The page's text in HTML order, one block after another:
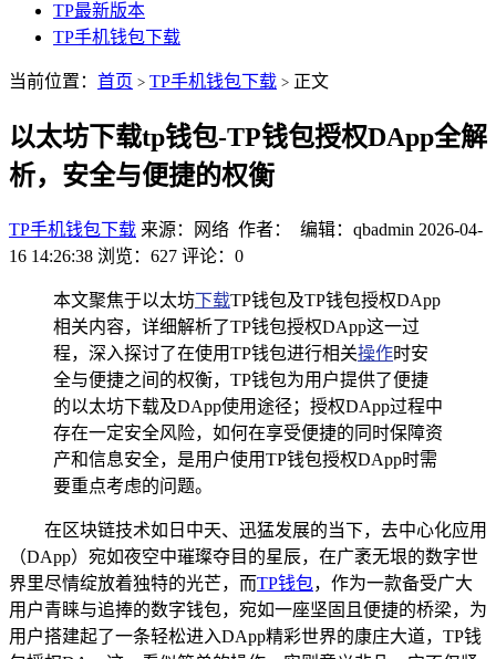
TP最新版本
TP手机钱包下载
当前位置： 首页 > TP手机钱包下载 > 正文
以太坊下载tp钱包-TP钱包授权DApp全解
析，安全与便捷的权衡
TP手机钱包下载 来源：网络 作者： 编辑：qbadmin 2026-04-
16 14:26:38 浏览：627 评论：0
本文聚焦于以太坊下载TP钱包及TP钱包授权DApp
相关内容，详细解析了TP钱包授权DApp这一过
程，深入探讨了在使用TP钱包进行相关操作时安
全与便捷之间的权衡，TP钱包为用户提供了便捷
的以太坊下载及DApp使用途径；授权DApp过程中
存在一定安全风险，如何在享受便捷的同时保障资
产和信息安全，是用户使用TP钱包授权DApp时需
要重点考虑的问题。
在区块链技术如日中天、迅猛发展的当下，去中心化应用
（DApp）宛如夜空中璀璨夺目的星辰，在广袤无垠的数字世
界里尽情绽放着独特的光芒，而TP钱包，作为一款备受广大
用户青睐与追捧的数字钱包，宛如一座坚固且便捷的桥梁，为
用户搭建起了一条轻松进入DApp精彩世界的康庄大道，TP钱